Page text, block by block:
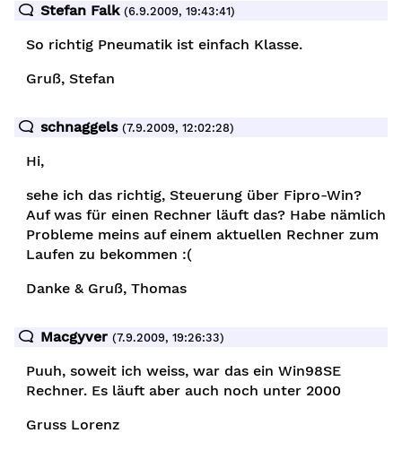
Stefan Falk (6.9.2009, 19:43:41)
So richtig Pneumatik ist einfach Klasse.
Gruß, Stefan
schnaggels (7.9.2009, 12:02:28)
Hi,
sehe ich das richtig, Steuerung über Fipro-Win?
Auf was für einen Rechner läuft das? Habe nämlich
Probleme meins auf einem aktuellen Rechner zum
Laufen zu bekommen :(
Danke & Gruß, Thomas
Macgyver (7.9.2009, 19:26:33)
Puuh, soweit ich weiss, war das ein Win98SE
Rechner. Es läuft aber auch noch unter 2000
Gruss Lorenz